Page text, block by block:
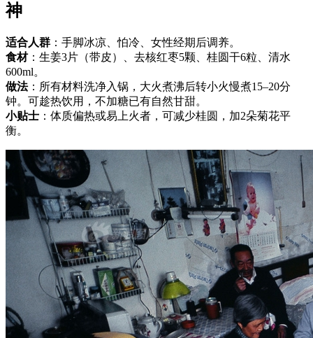
神
适合人群 ：手脚冰凉、怕冷、女性经期后调养。
食材：生姜3片（带皮）、去核红枣5颗、桂圆干6粒、清水
600ml。
做法：所有材料洗净入锅，大火煮沸后转小火慢煮15–20分
钟。可趁热饮用，不加糖已有自然甘甜。
小贴士 ：体质偏热或易上火者，可减少桂圆，加2朵菊花平
衡。